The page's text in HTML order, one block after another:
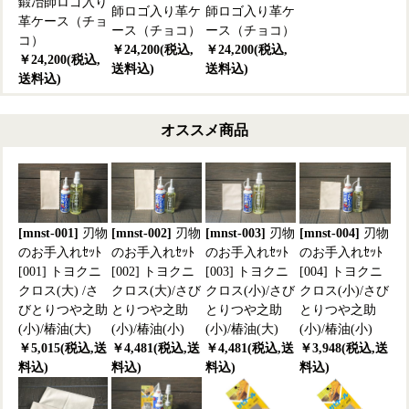
革ケース（チョ
コ）
￥24,200(税込,
送料込)
師ロゴ入り革ケ
ース（チョコ）
￥24,200(税込,
送料込)
師ロゴ入り革ケ
ース（チョコ）
￥24,200(税込,
送料込)
オススメ商品
[mnst-001] 刃物
のお手入れｾｯﾄ
[001] トヨクニ
クロス(大) /さ
びとりつや之助
(小)/椿油(大)
￥5,015(税込,送
料込)
[mnst-002] 刃物
のお手入れｾｯﾄ
[002] トヨクニ
クロス(大)/さび
とりつや之助
(小)/椿油(小)
￥4,481(税込,送
料込)
[mnst-003] 刃物
のお手入れｾｯﾄ
[003] トヨクニ
クロス(小)/さび
とりつや之助
(小)/椿油(大)
￥4,481(税込,送
料込)
[mnst-004] 刃物
のお手入れｾｯﾄ
[004] トヨクニ
クロス(小)/さび
とりつや之助
(小)/椿油(小)
￥3,948(税込,送
料込)